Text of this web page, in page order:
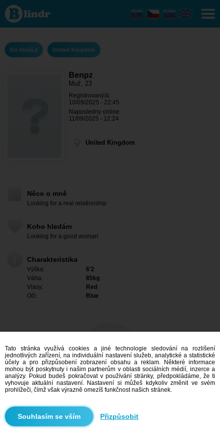
Benpz -
On hledá
ji United
Kingdom
On hledá ji United Kingdom
Benpz
Muž, 23
Registrovaný/á:
10/09/2025 - 22:45
Naposledny online:
11/09/2025 - 12:24
United Kingdom
Něco o mně
Looking for a real relationship
Koho hledám
Looking for a good woman
Charakteristika
Výška:
6'2
Váha:
85kg
Vlasy:
Red
Oči:
Blue
Mám zájem
Vyhledávání
Tato stránka využívá cookies a jiné technologie sledování na rozlišení
jednotlivých zařízení, na individuální nastavení služeb, analytické a statistické
účely a pro přizpůsobení zobrazení obsahu a reklam. Některé informace
mohou být poskytnuty i našim partnerům v oblasti sociálních médií, inzerce a
analýzy. Pokud budeš pokračovat v používání stránky, předpokládáme, že ti
vyhovuje aktuální nastavení. Nastavení si můžeš kdykoliv změnit ve svém
prohlížeči, čímž však výrazně omezíš funkčnost našich stránek.
Přizpůsobit